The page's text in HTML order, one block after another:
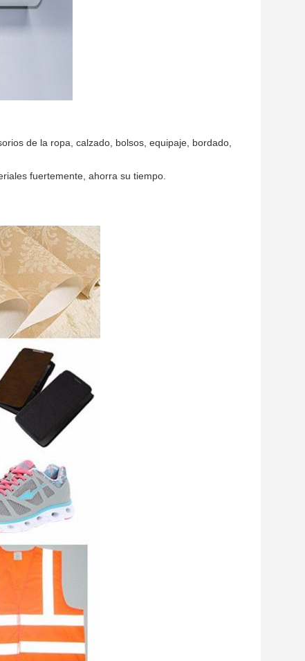
de la ropa, calzado, bolsos, equipaje, bordado,
fuertemente, ahorra su tiempo.